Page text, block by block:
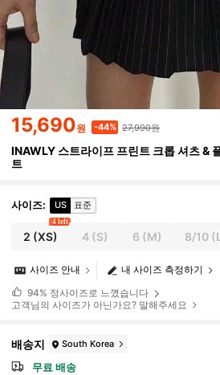
15,690원 -44% 27,990원
INAWLY 스트라이프 프린트 크롭 셔츠 &
트
사이즈: US 표준
2 (XS)
4 left
4(S) 6 (M) 8/10
내 사이즈 측정하기
사이즈 안내
94% 정사이즈로 느꼈습니다
고객님의 사이즈가 아닌가요? 말해주세요
배송지 South Korea
무료 배송